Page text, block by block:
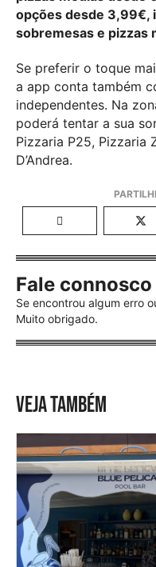
opções desde 3,99€,
sobremesas e pizzas
Se preferir o toque
a app conta também
independentes. Na
poderá tentar a sua
Pizzaria P25, Pizzaria
D’Andrea.
Fale connosco
Se encontrou algum erro
Muito obrigado.
VEJA TAMBÉM